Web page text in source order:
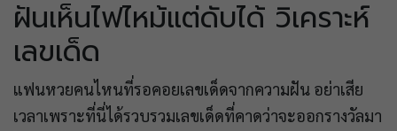
ฝันเห็นไฟไหม้แต่ดับได้ วิเคราะห์
เลขเด็ด
แฟนหวยคนไหนที่รอคอยเลขเด็ดจากความฝัน อย่าเสีย
เวลาเพราะที่นี่ได้รวบรวมเลขเด็ดที่คาดว่าจะออกรางวัลมา